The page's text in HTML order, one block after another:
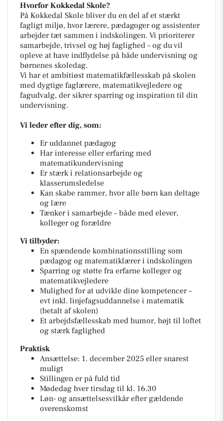
Hvorfor Kokkedal Skole?
På Kokkedal Skole bliver du en del af et stærkt
fagligt miljø, hvor lærere, pædagoger og assistenter
arbejder tæt sammen i indskolingen. Vi prioriterer
samarbejde, trivsel og høj faglighed – og du vil
opleve at have indflydelse på både undervisning og
børnenes skoledag.
Vi har et ambitiøst matematikfællesskab på skolen
med dygtige faglærere, matematikvejledere og
fagudvalg, der sikrer sparring og inspiration til din
undervisning.
Vi leder efter dig, som:
Er uddannet pædagog
Har interesse eller erfaring med
matematikundervisning
Er stærk i relationsarbejde og
klasserumsledelse
Kan skabe rammer, hvor alle børn kan deltage
og lære
Tænker i samarbejde – både med elever,
kolleger og forældre
Vi tilbyder:
En spændende kombinationsstilling som
pædagog og matematiklærer i indskolingen
Sparring og støtte fra erfarne kolleger og
matematikvejledere
Mulighed for at udvikle dine kompetencer –
evt inkl. linjefagsuddannelse i matematik
(betalt af skolen)
Et arbejdsfællesskab med humor, højt til loftet
og stærk faglighed
Praktisk
Ansættelse: 1. december 2025 eller snarest
muligt
Stillingen er på fuld tid
Mødedag hver tirsdag til kl. 16.30
Løn- og ansættelsesvilkår efter gældende
overenskomst